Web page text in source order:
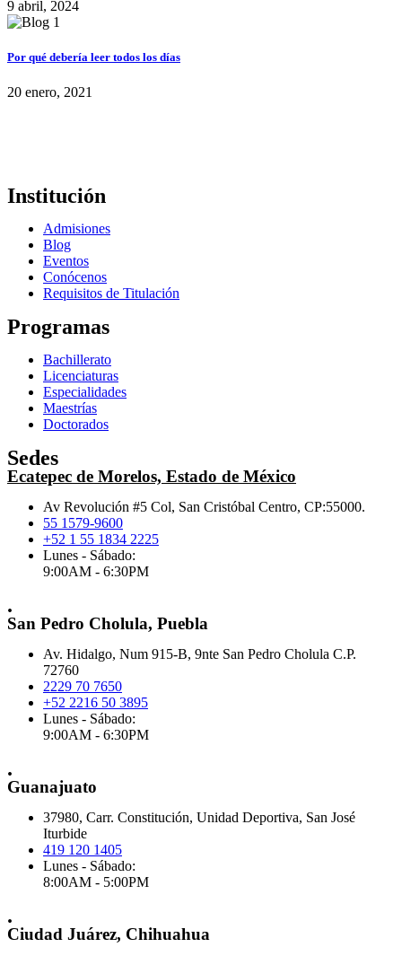
9 abril, 2024
Por qué debería leer todos los días
20 enero, 2021
Institución
Admisiones
Blog
Eventos
Conócenos
Requisitos de Titulación
Programas
Bachillerato
Licenciaturas
Especialidades
Maestrías
Doctorados
Sedes
Ecatepec de Morelos, Estado de México
Av Revolución #5 Col, San Cristóbal Centro, CP:55000.
55 1579-9600
+52 1 55 1834 2225
Lunes - Sábado:
9:00AM - 6:30PM
.
San Pedro Cholula, Puebla
Av. Hidalgo, Num 915-B, 9nte San Pedro Cholula C.P.
72760
2229 70 7650
+52 2216 50 3895
Lunes - Sábado:
9:00AM - 6:30PM
.
Guanajuato
37980, Carr. Constitución, Unidad Deportiva, San José
Iturbide
419 120 1405
Lunes - Sábado:
8:00AM - 5:00PM
.
Ciudad Juárez, Chihuahua